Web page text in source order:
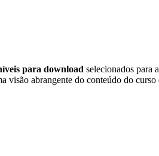
para download selecionados para
visão abrangente do conteúdo do